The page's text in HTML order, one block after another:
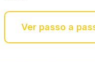
Ver passo a